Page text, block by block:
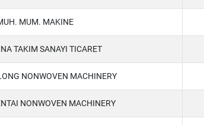
MUM. MAKINE
TAKIM SANAYI TICARET
NONWOVEN MACHINERY
NONWOVEN MACHINERY